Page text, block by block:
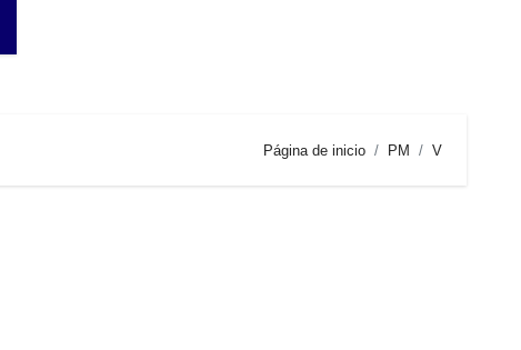
Página de inicio PM V